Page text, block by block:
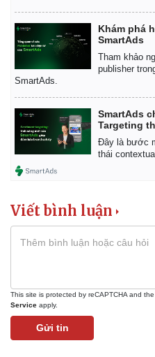
Khám phá
SmartAds
Tham khảo
publisher
SmartAds.
SmartAds
Targeting
Đây là bước
thái
Viết bình luận
This site is protected by reCAPTCHA and
Service apply.
Gửi tin